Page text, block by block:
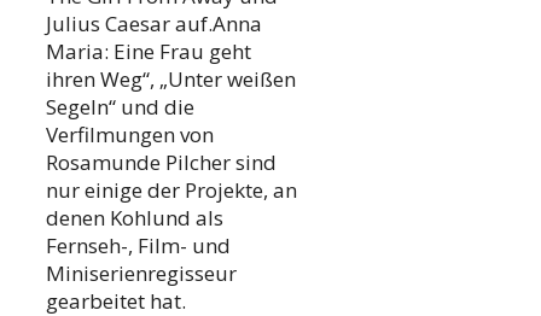
Julius Caesar auf.Anna
Maria: Eine Frau geht
ihren Weg“, „Unter weißen
Segeln“ und die
Verfilmungen von
Rosamunde Pilcher sind
nur einige der Projekte, an
denen Kohlund als
Fernseh-, Film- und
Miniserienregisseur
gearbeitet hat.